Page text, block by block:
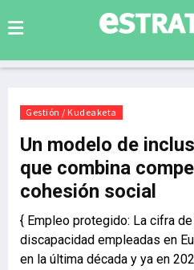
Gestión / Kudeaketa
Un modelo de
que combina
cohesión social
{ Empleo protegido: La cifra
discapacidad empleadas en
en la última década y ya en